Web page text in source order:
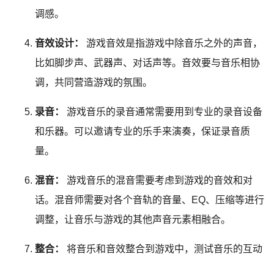
调感。
音效设计：
游戏音效是指游戏中除音乐之外的声音，
比如脚步声、武器声、对话声等。音效要与音乐相协
调，共同营造游戏的氛围。
录音：
游戏音乐的录音通常需要用到专业的录音设备
和乐器。可以邀请专业的乐手来演奏，保证录音质
量。
混音：
游戏音乐的混音需要考虑到游戏的音效和对
话。混音师需要对各个音轨的音量、EQ、压缩等进行
调整，让音乐与游戏的其他声音元素相融合。
整合：
将音乐和音效整合到游戏中，测试音乐的互动